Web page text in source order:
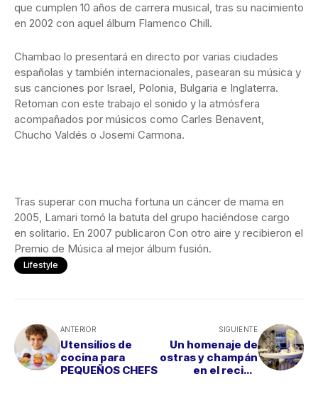
que cumplen 10 años de carrera musical, tras su nacimiento
en 2002 con aquel álbum Flamenco Chill.
Chambao lo presentará en directo por varias ciudades
españolas y también internacionales, pasearan su música y
sus canciones por Israel, Polonia, Bulgaria e Inglaterra.
Retoman con este trabajo el sonido y la atmósfera
acompañados por músicos como Carles Benavent,
Chucho Valdés o Josemi Carmona.
Tras superar con mucha fortuna un cáncer de mama en
2005, Lamari tomó la batuta del grupo haciéndose cargo
en solitario. En 2007 publicaron Con otro aire y recibieron el
Premio de Música al mejor álbum fusión.
Lifestyle
ANTERIOR
Utensilios de
cocina para
PEQUEÑOS CHEFS
SIGUIENTE
Un homenaje de
ostras y champán
en el recién